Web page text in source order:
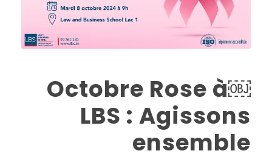
￼Octobre Rose à
LBS : Agissons
ensemble